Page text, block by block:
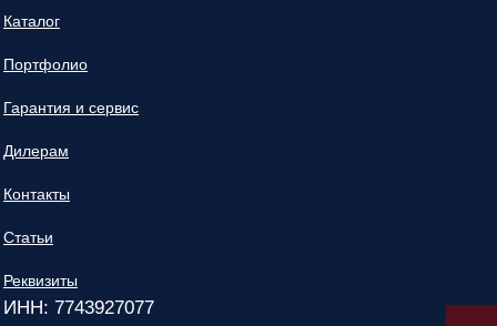
Каталог
Портфолио
Гарантия и сервис
Дилерам
Контакты
Статьи
Реквизиты
ИНН: 7743927077